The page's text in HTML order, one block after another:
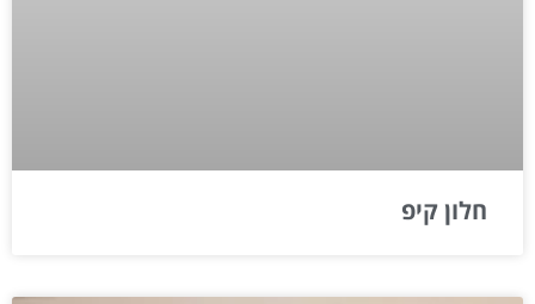
חלון קיפ